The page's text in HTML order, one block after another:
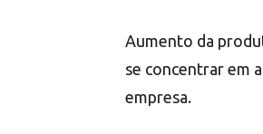
Aumento da
se concentrar em
empresa.